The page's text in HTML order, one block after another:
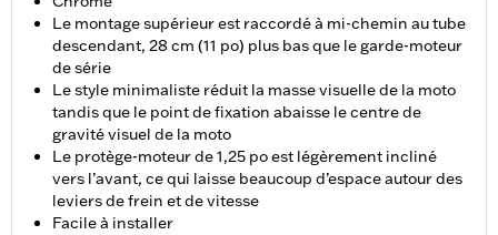
Le montage supérieur est raccordé à mi-chemin au tube
descendant, 28 cm (11 po) plus bas que le garde-moteur
de série
Le style minimaliste réduit la masse visuelle de la moto
tandis que le point de fixation abaisse le centre de
gravité visuel de la moto
Le protège-moteur de 1,25 po est légèrement incliné
vers l’avant, ce qui laisse beaucoup d’espace autour des
leviers de frein et de vitesse
Facile à installer